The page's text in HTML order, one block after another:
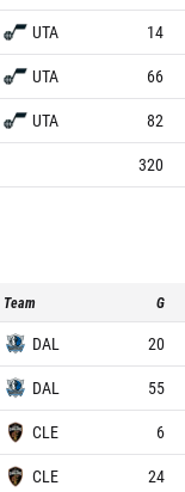
UTA 14
UTA 66
UTA 82
320
Team G
DAL 20
DAL 55
CLE 6
CLE 24